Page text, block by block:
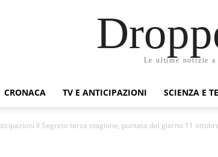
Le ultime notizie
CRONACA TV E ANTICIPAZIONI SCIENZA E
Il Segreto terza stagione, puntata del giorno 11